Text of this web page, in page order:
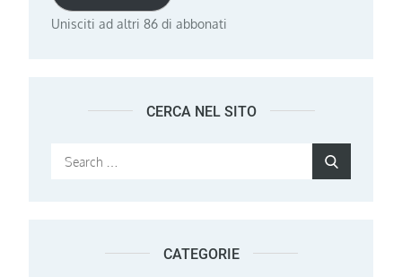
Unisciti ad altri 86 di abbonati
CERCA NEL SITO
Search
CATEGORIE